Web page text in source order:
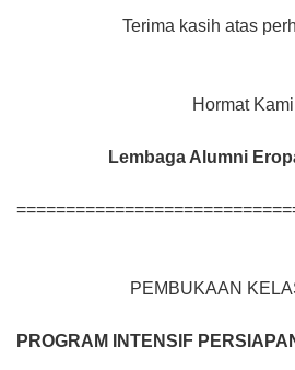
Terima kasih atas
Hormat
Lembaga Alumni
PEMBUKAAN
PROGRAM INTENSIF